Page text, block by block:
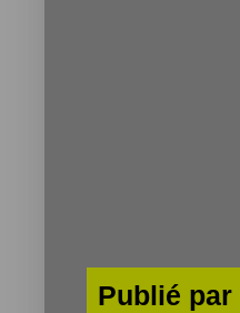
Publié par